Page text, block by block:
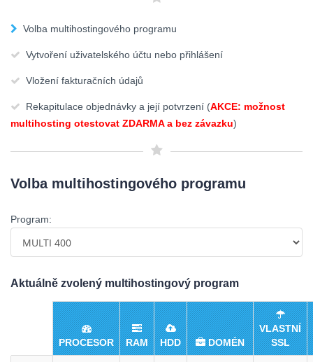
Volba multihostingového programu
Vytvoření uživatelského účtu nebo přihlášení
Vložení fakturačních údajů
Rekapitulace objednávky a její potvrzení (AKCE: možnost
multihosting otestovat ZDARMA a bez závazku)
Volba multihostingového programu
Program:
Aktuálně zvolený multihostingový program
PROCESOR RAM HDD DOMÉN
VLASTNÍ
SSL